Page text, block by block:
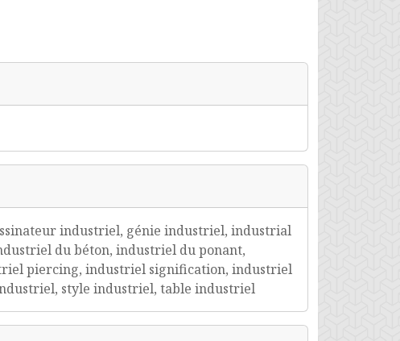
industriel, génie industriel, industrial
du béton, industriel du ponant,
piercing, industriel signification, industriel
style industriel, table industriel